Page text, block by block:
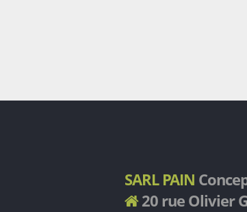
SARL PAIN
20 rue Olivier